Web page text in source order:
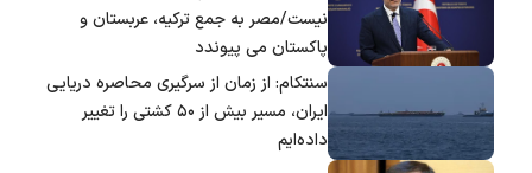
نیست/مصر به جمع ترکیه، عربستان و
پاکستان می پیوندد
سنتکام: از زمان از سرگیری محاصره دریایی
ایران، مسیر بیش از ۵۰ کشتی را تغییر
داده‌ایم